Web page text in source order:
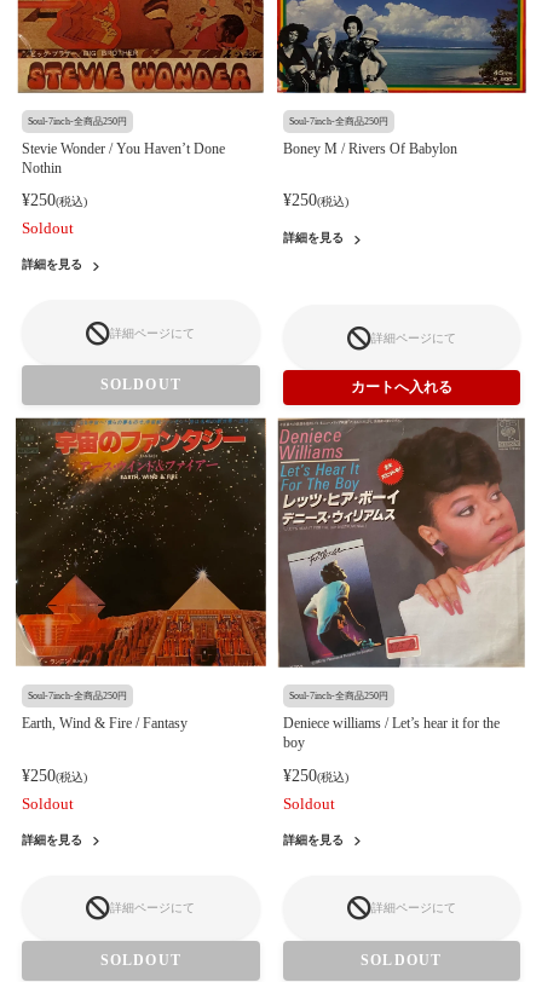
Soul-7inch-全商品250円
Stevie Wonder / You Haven’t Done
Nothin
¥250(税込)
Soldout
詳細を見る
詳細ページにて
SOLDOUT
Soul-7inch-全商品250円
Boney M / Rivers Of Babylon
¥250(税込)
詳細を見る
詳細ページにて
Soul-7inch-全商品250円
Earth, Wind & Fire / Fantasy
¥250(税込)
Soldout
詳細を見る
詳細ページにて
SOLDOUT
Soul-7inch-全商品250円
Deniece williams / Let’s hear it for the
boy
¥250(税込)
Soldout
詳細を見る
詳細ページにて
SOLDOUT